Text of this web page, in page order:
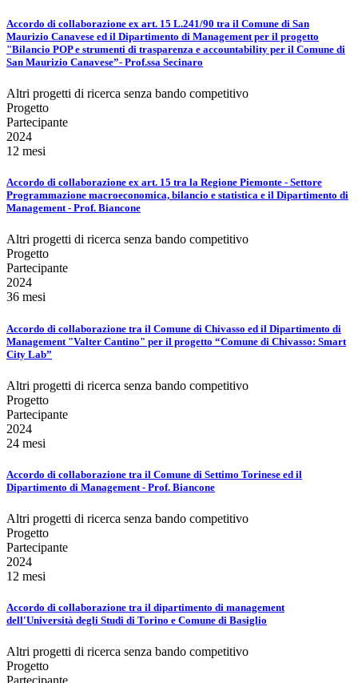
Accordo di collaborazione ex art. 15 L.241/90 tra il Comune di San
Maurizio Canavese ed il Dipartimento di Management per il progetto
"Bilancio POP e strumenti di trasparenza e accountability per il Comune di
San Maurizio Canavese”- Prof.ssa Secinaro
Altri progetti di ricerca senza bando competitivo
Progetto
Partecipante
2024
12 mesi
Accordo di collaborazione ex art. 15 tra la Regione Piemonte - Settore
Programmazione macroeconomica, bilancio e statistica e il Dipartimento di
Management - Prof. Biancone
Altri progetti di ricerca senza bando competitivo
Progetto
Partecipante
2024
36 mesi
Accordo di collaborazione tra il Comune di Chivasso ed il Dipartimento di
Management "Valter Cantino" per il progetto “Comune di Chivasso: Smart
City Lab”
Altri progetti di ricerca senza bando competitivo
Progetto
Partecipante
2024
24 mesi
Accordo di collaborazione tra il Comune di Settimo Torinese ed il
Dipartimento di Management - Prof. Biancone
Altri progetti di ricerca senza bando competitivo
Progetto
Partecipante
2024
12 mesi
Accordo di collaborazione tra il dipartimento di management
dell'Università degli Studi di Torino e Comune di Basiglio
Altri progetti di ricerca senza bando competitivo
Progetto